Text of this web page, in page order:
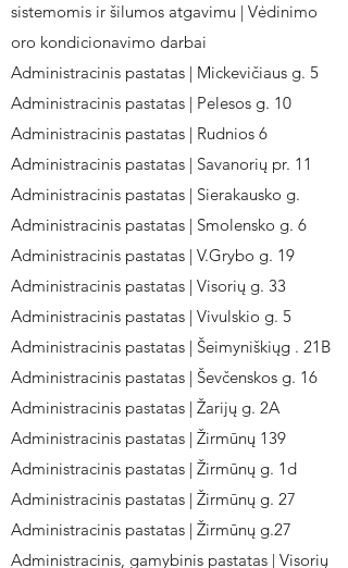
sistemomis ir šilumos atgavimu | Vėdinimo
oro kondicionavimo darbai
Administracinis pastatas | Mickevičiaus g. 5
Administracinis pastatas | Pelesos g. 10
Administracinis pastatas | Rudnios 6
Administracinis pastatas | Savanorių pr. 11
Administracinis pastatas | Sierakausko g.
Administracinis pastatas | Smolensko g. 6
Administracinis pastatas | V.Grybo g. 19
Administracinis pastatas | Visorių g. 33
Administracinis pastatas | Vivulskio g. 5
Administracinis pastatas | Šeimyniškiųg . 21B
Administracinis pastatas | Ševčenskos g. 16
Administracinis pastatas | Žarijų g. 2A
Administracinis pastatas | Žirmūnų 139
Administracinis pastatas | Žirmūnų g. 1d
Administracinis pastatas | Žirmūnų g. 27
Administracinis pastatas | Žirmūnų g.27
Administracinis, gamybinis pastatas | Visorių